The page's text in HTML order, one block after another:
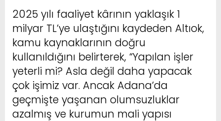
2025 yılı faaliyet kârının yaklaşık 1
milyar TL’ye ulaştığını kaydeden Altıok,
kamu kaynaklarının doğru
kullanıldığını belirterek, “Yapılan işler
yeterli mi? Asla değil daha yapacak
çok işimiz var. Ancak Adana’da
geçmişte yaşanan olumsuzluklar
azalmış ve kurumun mali yapısı